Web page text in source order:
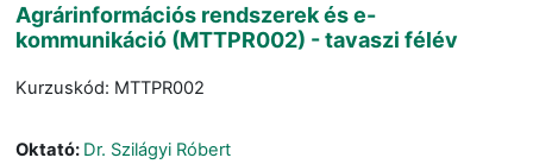
Agrárinformációs rendszerek és e-
kommunikáció (MTTPR002) - tavaszi félév
Kurzuskód: MTTPR002
Oktató: Dr. Szilágyi Róbert